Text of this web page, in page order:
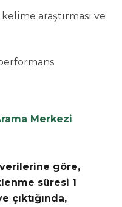
araştırması ve
Merkezi
verilerine göre,
süresi 1
çıktığında,